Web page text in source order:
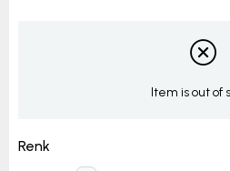
Item is out of
Renk